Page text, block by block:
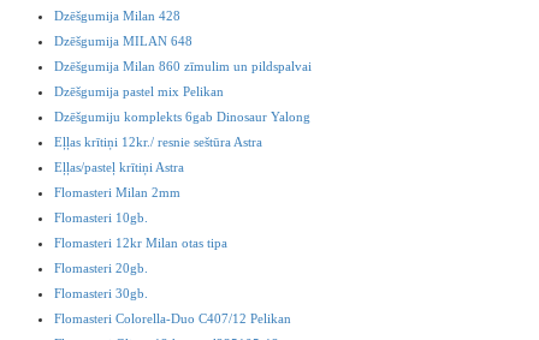
Dzēšgumija Milan 428
Dzēšgumija MILAN 648
Dzēšgumija Milan 860 zīmulim un pildspalvai
Dzēšgumija pastel mix Pelikan
Dzēšgumiju komplekts 6gab Dinosaur Yalong
Eļļas krītiņi 12kr./ resnie seštūra Astra
Eļļas/pasteļ krītiņi Astra
Flomasteri Milan 2mm
Flomasteri 10gb.
Flomasteri 12kr Milan otas tipa
Flomasteri 20gb.
Flomasteri 30gb.
Flomasteri Colorella-Duo C407/12 Pelikan